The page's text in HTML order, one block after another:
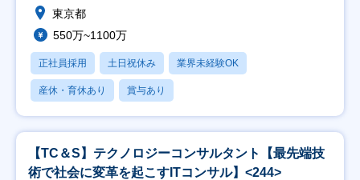
東京都
550万~1100万
正社員採用 土日祝休み 業界未経験OK
産休・育休あり 賞与あり
【TC＆S】テクノロジーコンサルタント【最先端技
術で社会に変革を起こすITコンサル】<244>